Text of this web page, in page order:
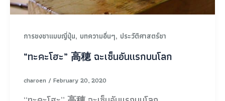
การชงชาแบบญี่ปุ่น, บทความอื่นๆ, ประวัติศาสตร์ชา
“ทะคะโฮะ” 高穂 ฉะเซ็นอันแรกบนโลก
charoen / February 20, 2020